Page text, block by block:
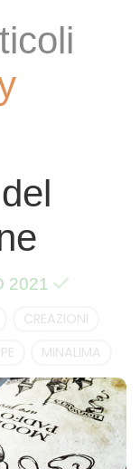
2021
CREAZIONI
MINALIMA